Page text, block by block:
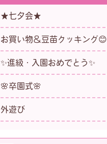
★七夕会★
お買い物＆豆苗クッキング😊
✨進級・入園おめでとう✨
🌸卒園式🌸
外遊び